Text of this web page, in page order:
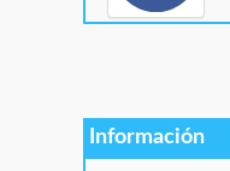
Información